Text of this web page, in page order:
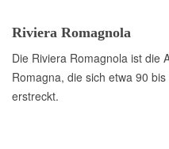
Riviera Romagnola
Die Riviera Romagnola ist die
Romagna, die sich etwa 90
erstreckt.